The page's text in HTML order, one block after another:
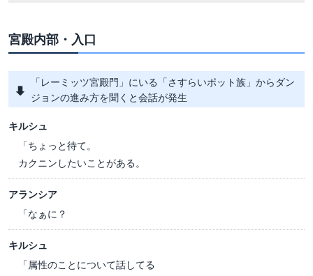
宮殿内部・入口
「レーミッツ宮殿門」にいる「さすらいポット族」からダン
ジョンの進み方を聞くと会話が発生
キルシュ
「ちょっと待て。
カクニンしたいことがある。
アランシア
「なぁに？
キルシュ
「属性のことについて話してる